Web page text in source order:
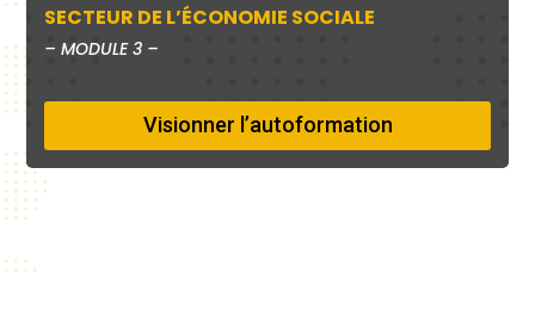
SECTEUR DE L’ÉCONOMIE SOCIALE
–MODULE 3 –
Visionner l’autoformation